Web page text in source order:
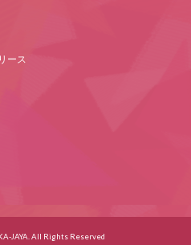
ース
JAYA. All Rights Reserved